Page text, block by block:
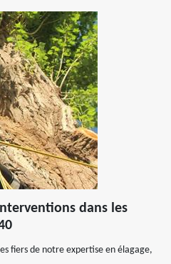
dans les
fiers de notre expertise en élagage,